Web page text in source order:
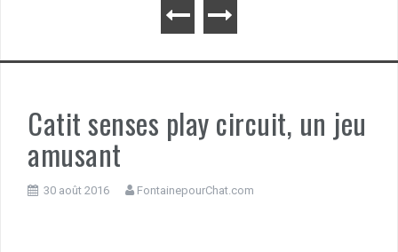
Catit senses play circuit, un jeu
amusant
30 août 2016 FontainepourChat.com